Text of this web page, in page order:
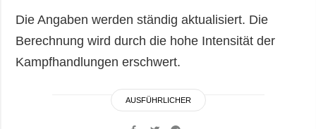
Die Angaben werden ständig aktualisiert. Die
Berechnung wird durch die hohe Intensität der
Kampfhandlungen erschwert.
AUSFÜHRLICHER